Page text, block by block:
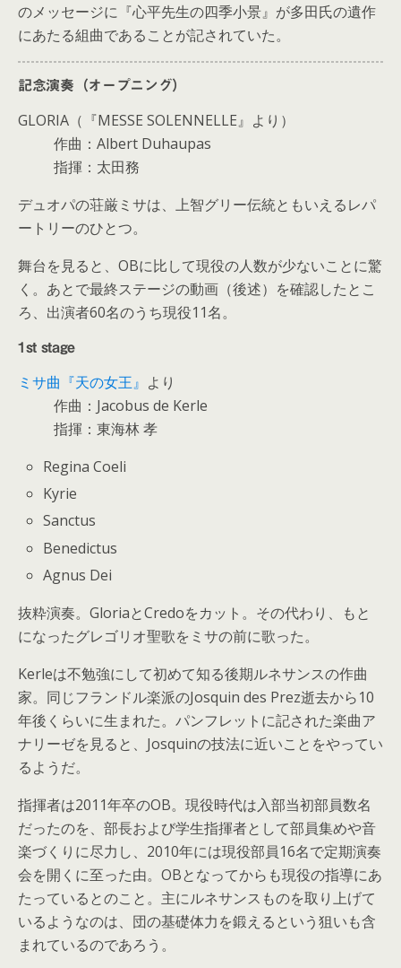
のメッセージに『心平先生の四季小景』が多田氏の遺作
にあたる組曲であることが記されていた。
記念演奏（オープニング）
GLORIA（『MESSE SOLENNELLE』より）
作曲：Albert Duhaupas
指揮：太田務
デュオパの荘厳ミサは、上智グリー伝統ともいえるレパ
ートリーのひとつ。
舞台を見ると、OBに比して現役の人数が少ないことに驚
く。あとで最終ステージの動画（後述）を確認したとこ
ろ、出演者60名のうち現役11名。
1st stage
ミサ曲『天の女王』 より
作曲：Jacobus de Kerle
指揮：東海林 孝
Regina Coeli
Kyrie
Sanctus
Benedictus
Agnus Dei
抜粋演奏。GloriaとCredoをカット。その代わり、もと
になったグレゴリオ聖歌をミサの前に歌った。
Kerleは不勉強にして初めて知る後期ルネサンスの作曲
家。同じフランドル楽派のJosquin des Prez逝去から10
年後くらいに生まれた。パンフレットに記された楽曲ア
ナリーゼを見ると、Josquinの技法に近いことをやってい
るようだ。
指揮者は2011年卒のOB。現役時代は入部当初部員数名
だったのを、部長および学生指揮者として部員集めや音
楽づくりに尽力し、2010年には現役部員16名で定期演奏
会を開くに至った由。OBとなってからも現役の指導にあ
たっているとのこと。主にルネサンスものを取り上げて
いるようなのは、団の基礎体力を鍛えるという狙いも含
まれているのであろう。